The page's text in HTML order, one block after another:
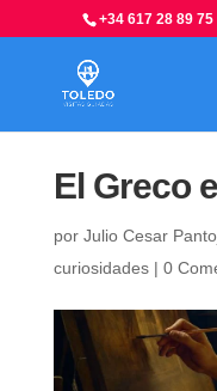
+34 617 28 89 75
El Greco
por Julio Cesar
curiosidades| 0